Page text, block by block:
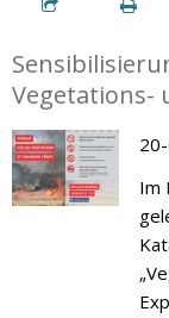
Vegetations-
Im